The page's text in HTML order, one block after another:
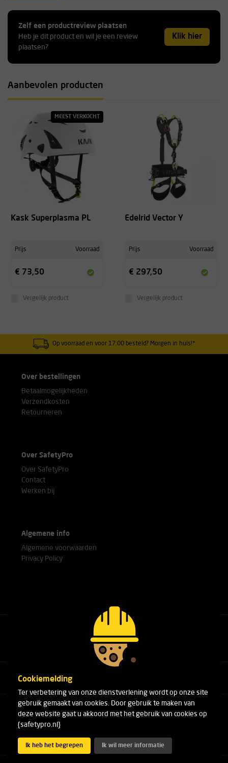
Zelf een productreview plaatsen
Heb je dit product en wil je een review
plaatsen?
Klik hier
Aanbevolen producten
MEEST VERKOCHT
Kask Superplasma PL
Prijs Voorraad
€ 73,50
Vergelijk product
Edelrid Vector Y
Prijs Voorraad
€ 297,50
Vergelijk product
Op voorraad en voor 17:00 besteld? Morgen in huis!*
Over bestellingen
Betaalmogelijkheden
Verzendkosten
Retourneren
Over SafetyPro
Over SafetyPro
Contact
Werken bij
Algemene info
Algemene voorwaarden
Privacy Policy
Bel met onze experts
+31(0)76 751 25 18
Arduinstraat 20
4827 HK Breda
Telefoon: +31(0)76 751 25 18
E-mail: info@safetypro.nl
Cookiemelding
Ter verbetering van onze dienstverlening wordt op onze site
gebruik gemaakt van cookies. Door gebruik te maken van
deze website gaat u akkoord met het gebruik van cookies op
{safetypro.nl}
Ik heb het begrepen Ik wil meer informatie